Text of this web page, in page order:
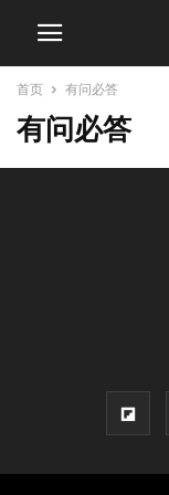
首页 有问必答
有问必答